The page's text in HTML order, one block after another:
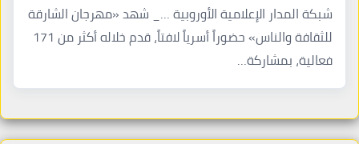
شبكة المدار الإعلامية الأوروبية …_ شهد «مهرجان الشارقة
للثقافة والناس» حضوراً أسرياً لافتاً، قدم خلاله أكثر من 171
فعالية، بمشاركة…